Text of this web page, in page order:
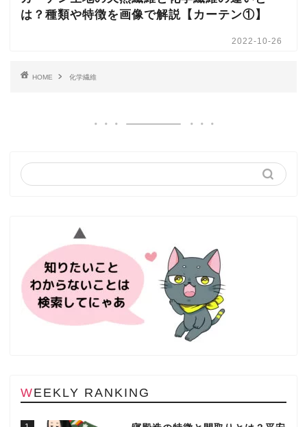
は？種類や特徴を画像で解説【カーテン①】
2022-10-26
HOME 化学繊維
WEEKLY RANKING